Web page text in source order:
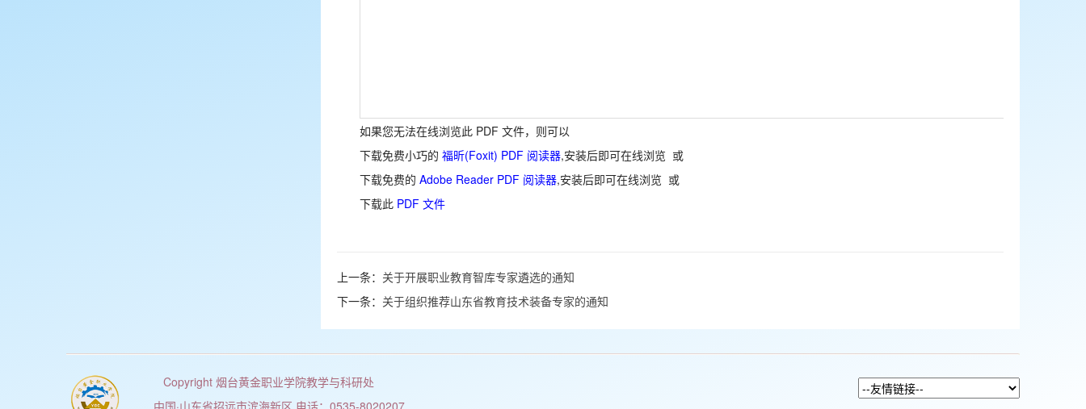
如果您无法在线浏览此 PDF 文件，则可以
下载免费小巧的 福昕(Foxit) PDF 阅读器,安装后即可在线浏览 或
下载免费的 Adobe Reader PDF 阅读器,安装后即可在线浏览 或
下载此 PDF 文件
上一条： 关于开展职业教育智库专家遴选的通知
下一条： 关于组织推荐山东省教育技术装备专家的通知
Copyright 烟台黄金职业学院教学与科研处
中国·山东省招远市滨海新区 电话：0535-8020207